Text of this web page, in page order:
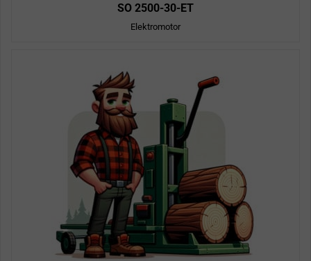
SO 2500-30-ET
Elektromotor